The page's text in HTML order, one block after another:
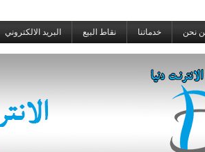
نحن خدماتنا نقاط البيع البريد الالكتروني